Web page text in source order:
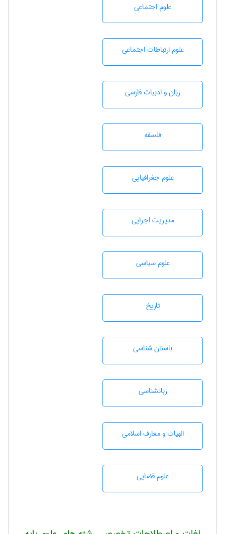
علوم اجتماعی
علوم ارتباطات اجتماعی
زبان و ادبيات فارسی
فلسفه
علوم جغرافيايی
مديريت اجرايی
علوم سياسی
تاريخ
باستان شناسی
زبانشناسی
الهیات و معارف اسلامی
علوم قضایی